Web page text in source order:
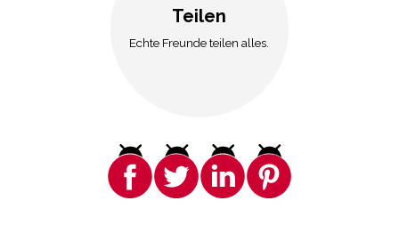
Teilen
Echte Freunde teilen alles.